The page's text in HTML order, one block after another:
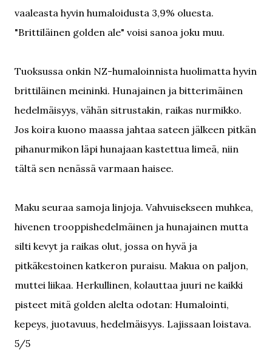
vaaleasta hyvin humaloidusta 3,9% oluesta.
"Brittiläinen golden ale" voisi sanoa joku muu.
Tuoksussa onkin NZ-humaloinnista huolimatta hyvin
brittiläinen meininki. Hunajainen ja bitterimäinen
hedelmäisyys, vähän sitrustakin, raikas nurmikko.
Jos koira kuono maassa jahtaa sateen jälkeen pitkän
pihanurmikon läpi hunajaan kastettua limeä, niin
tältä sen nenässä varmaan haisee.
Maku seuraa samoja linjoja. Vahvuisekseen muhkea,
hivenen trooppishedelmäinen ja hunajainen mutta
silti kevyt ja raikas olut, jossa on hyvä ja
pitkäkestoinen katkeron puraisu. Makua on paljon,
muttei liikaa. Herkullinen, kolauttaa juuri ne kaikki
pisteet mitä golden alelta odotan: Humalointi,
kepeys, juotavuus, hedelmäisyys. Lajissaan loistava.
5/5